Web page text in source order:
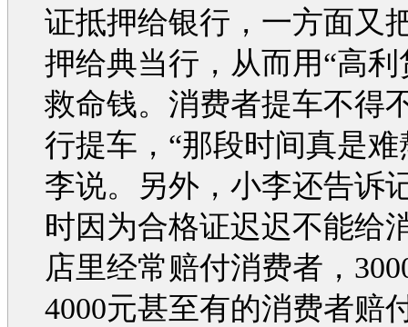
证抵押给银行，一方面又
押给典当行，从而用“高利
救命钱。消费者提车不得
行提车，“那段时间真是难
李说。另外，小李还告诉
时因为合格证迟迟不能给
店里经常赔付消费者，
4000元甚至有的消费者赔